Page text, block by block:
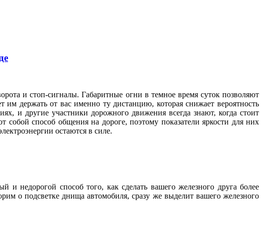
и стоп-сигналы. Габаритные огни в темное время суток позволяют
держать от вас именно ту дистанцию, которая снижает вероятность
и другие участники дорожного движения всегда знают, когда стоит
собой способ общения на дороге, поэтому показатели яркости для них
остаются в силе.
недорогой способ того, как сделать вашего железного друга более
о подсветке днища автомобиля, сразу же выделит вашего железного